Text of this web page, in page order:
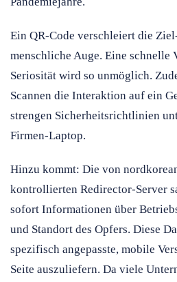
Ein QR-Code verschleiert die
menschliche Auge. Eine schnelle
Seriosität wird so unmöglich.
Scannen die Interaktion auf ein
strengen Sicherheitsrichtlinien
Firmen-Laptop.
Hinzu kommt: Die von
kontrollierten Redirector-Server
sofort Informationen über
und Standort des Opfers. Diese
spezifisch angepasste, mobile
Seite auszuliefern. Da viele